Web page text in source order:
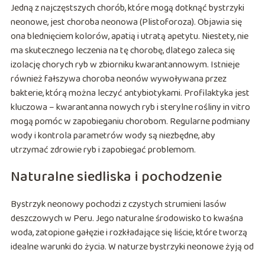
Jedną z najczęstszych chorób, które mogą dotknąć bystrzyki
neonowe, jest choroba neonowa (Plistoforoza). Objawia się
ona blednięciem kolorów, apatią i utratą apetytu. Niestety, nie
ma skutecznego leczenia na tę chorobę, dlatego zaleca się
izolację chorych ryb w zbiorniku kwarantannowym. Istnieje
również fałszywa choroba neonów wywoływana przez
bakterie, którą można leczyć antybiotykami. Profilaktyka jest
kluczowa – kwarantanna nowych ryb i sterylne rośliny in vitro
mogą pomóc w zapobieganiu chorobom. Regularne podmiany
wody i kontrola parametrów wody są niezbędne, aby
utrzymać zdrowie ryb i zapobiegać problemom.
Naturalne siedliska i pochodzenie
Bystrzyk neonowy pochodzi z czystych strumieni lasów
deszczowych w Peru. Jego naturalne środowisko to kwaśna
woda, zatopione gałęzie i rozkładające się liście, które tworzą
idealne warunki do życia. W naturze bystrzyki neonowe żyją od